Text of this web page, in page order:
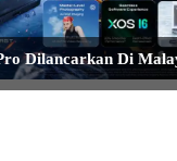
Dilancarkan Di